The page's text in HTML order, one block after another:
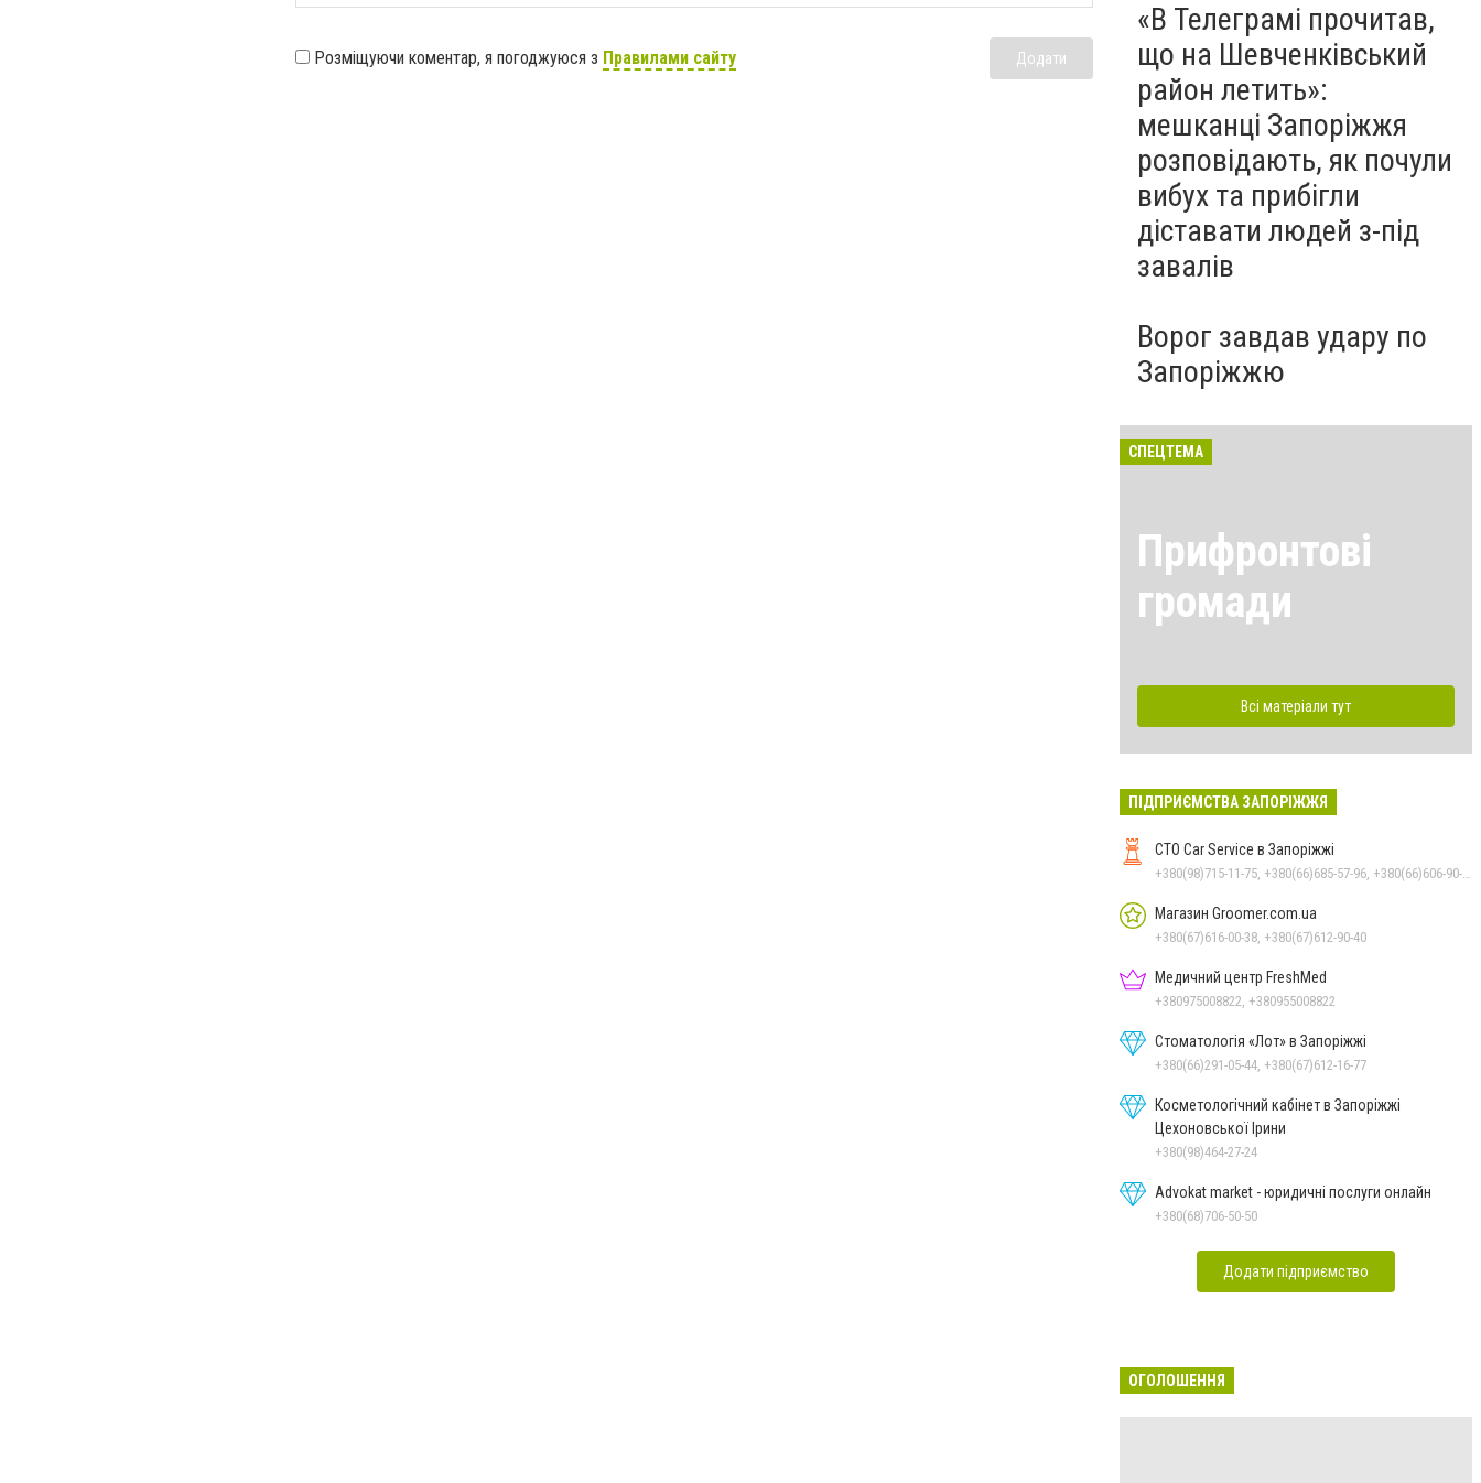
Розміщуючи коментар, я погоджуюся з Правилами сайту Додати
«В Телеграмі прочитав,
що на Шевченківський
район летить»:
мешканці Запоріжжя
розповідають, як почули
вибух та прибігли
діставати людей з-під
завалів
Ворог завдав удару по
Запоріжжю
СПЕЦТЕМА
Прифронтові
громади
Всі матеріали тут
ПІДПРИЄМСТВА ЗАПОРІЖЖЯ
СТО Car Service в Запоріжжі
Магазин Groomer.com.ua
+380(67)616-00-38, +380(67)612-90-40
Медичний центр FreshMed
+380975008822, +380955008822
Стоматологія «Лот» в Запоріжжі
+380(66)291-05-44, +380(67)612-16-77
Косметологічний кабінет в Запоріжжі
Цехоновської Ірини
+380(98)464-27-24
Advokat market - юридичні послуги онлайн
+380(68)706-50-50
Додати підприємство
ОГОЛОШЕННЯ